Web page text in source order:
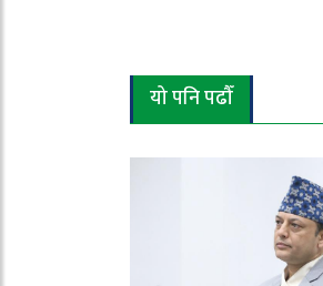
यो पनि पढौँ